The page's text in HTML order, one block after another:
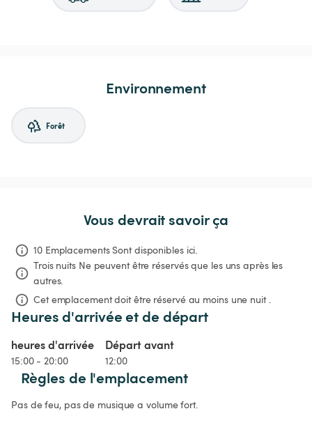
Environnement
Forêt
Vous devrait savoir ça
10 Emplacements Sont disponibles ici.
Trois nuits Ne peuvent être réservés que les uns après les
autres.
Cet emplacement doit être réservé au moins une nuit .
Heures d'arrivée et de départ
heures d'arrivée
15:00 - 20:00
Départ avant
12:00
Règles de l'emplacement
Pas de feu, pas de musique a volume fort.